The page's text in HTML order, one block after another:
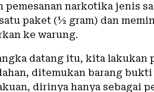
pemesanan narkotika jenis
paket (½ gram) dan
ke warung.
datang itu, kita lakukan
ditemukan barang
dirinya hanya sebagai